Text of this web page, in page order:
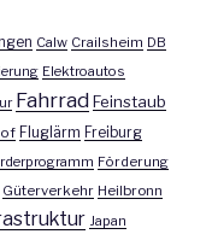
Calw Crailsheim DB
Elektroautos
FahrradFeinstaub
Fluglärm Freiburg
Förderung
Güterverkehr Heilbronn
Japan